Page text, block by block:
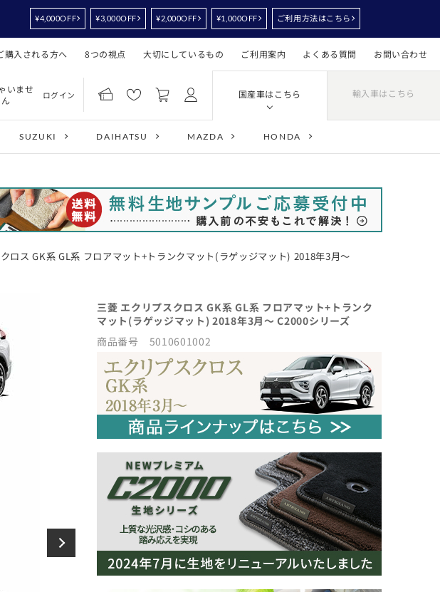
¥4,000OFF ¥3,000OFF ¥2,000OFF ¥1,000OFF ご利用方法はこちら
購入される方へ 8つの視点 大切にしているもの ご利用案内 よくある質問 お問い合わせ
いませ
ログイン 国産車はこちら 輸入車はこちら
SUZUKI DAIHATSU MAZDA HONDA
ロス GK系 GL系 フロアマット+トランクマット(ラゲッジマット) 2018年3月～
三菱 エクリプスクロス GK系 GL系 フロアマット+トランク
マット(ラゲッジマット) 2018年3月～ C2000シリーズ
商品番号 5010601002